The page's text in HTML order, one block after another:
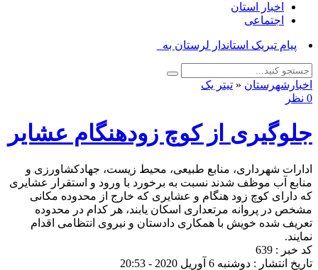
اخبار استان
اجتماعی
پیام تبریک استاندار لرستان به‌مناسبت_
اخبارشهرستان « تیتر یک
0 نظر
جلوگیری از کوچ زودهنگام عشایر
ادارات شهرداری، منابع طبیعی، محیط زیست، جهادکشاورزی و
منابع آب موظف شدند نسبت به برخورد با ورود و استقرار عشایری
که دارای کوچ زود هنگام‌ و عشایری که خارج از محدوده مکانی
مشخص در پروانه مرتعداری اسکان یابند، هر کدام در محدوده
تعریف شده خویش با همکاری دادستان و نیروی انتظامی اقدام
نمایند.
کد خبر : 639
تاریخ انتشار : دوشنبه 6 آوریل 2020 - 20:53